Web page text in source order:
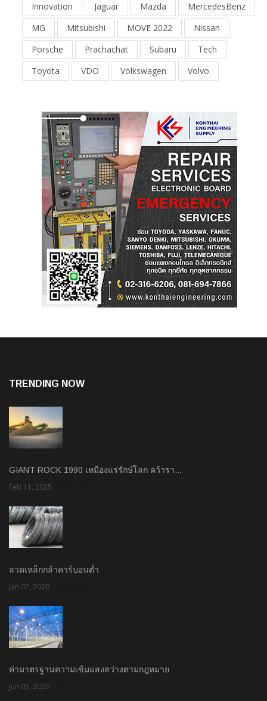
Innovation
Jaguar Mazda
MercedesBenz
MG
Mitsubishi MOVE 2022
Nissan
Porsche
Prachachat Subaru
Tech
Toyota
VDO Volkswagen Volvo
TRENDING NOW
GIANT ROCK 1990 เหมืองแร่รักษ์โลก คว้ารา…
Feb 11, 2025
ลวดเหล็กกล้าคาร์บอนต่ำ
Jan 07, 2020
ค่ามาตรฐานความเข้มแสงสว่างตามกฎหมาย
Jun 05, 2020